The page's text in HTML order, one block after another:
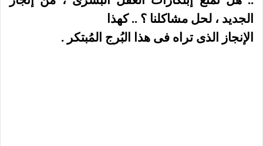
الجديد ، لحل مشاكلنا ؟ .. كهذا
الإنجاز الذى تراه فى هذا البُرج المُبتكر .